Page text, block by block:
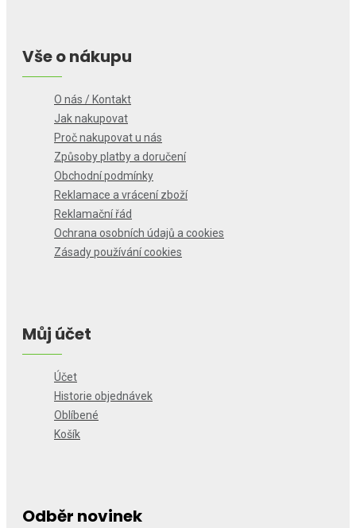
Vše o nákupu
O nás / Kontakt
Jak nakupovat
Proč nakupovat u nás
Způsoby platby a doručení
Obchodní podmínky
Reklamace a vrácení zboží
Reklamační řád
Ochrana osobních údajů a cookies
Zásady používání cookies
Můj účet
Účet
Historie objednávek
Oblíbené
Košík
Odběr novinek